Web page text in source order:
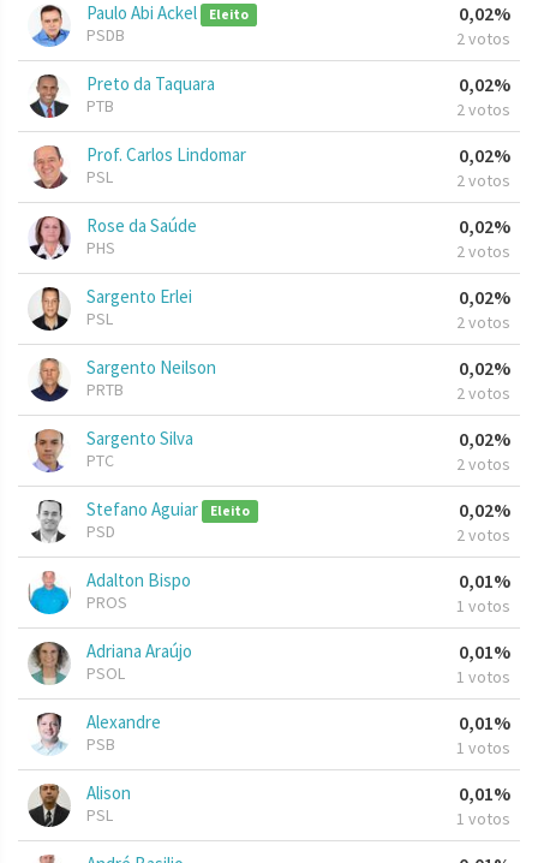
Paulo Abi Ackel Eleito
PSDB
0,02%
2 votos
Preto da Taquara
PTB
0,02%
2 votos
Prof. Carlos Lindomar
PSL
0,02%
2 votos
Rose da Saúde
PHS
0,02%
2 votos
Sargento Erlei
PSL
0,02%
2 votos
Sargento Neilson
PRTB
0,02%
2 votos
Sargento Silva
PTC
0,02%
2 votos
Stefano Aguiar Eleito
PSD
0,02%
2 votos
Adalton Bispo
PROS
0,01%
1 votos
Adriana Araújo
PSOL
0,01%
1 votos
Alexandre
PSB
0,01%
1 votos
Alison
PSL
0,01%
1 votos